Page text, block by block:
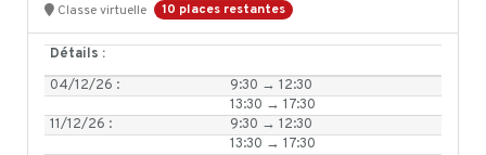
Classe virtuelle 10 places restantes
Détails :
04/12/26 :
9:30 → 12:30
13:30 → 17:30
11/12/26 :
9:30 → 12:30
13:30 → 17:30